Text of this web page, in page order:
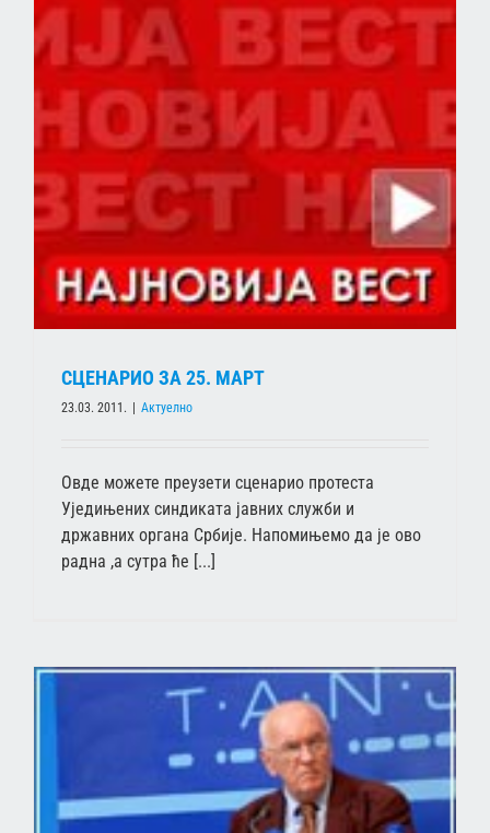
СЦЕНАРИО ЗА 25. МАРТ
23.03. 2011. Актуелно
Овде можете преузети сценарио протеста
Уједињених синдиката јавних служби и
државних органа Србије. Напомињемо да је ово
радна ,а сутра ће [...]